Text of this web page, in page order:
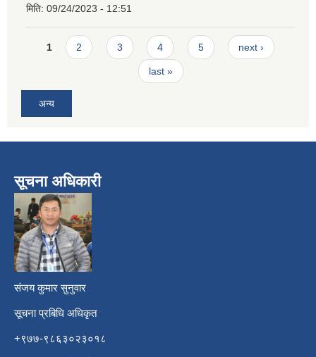
मिति: 09/24/2023 - 12:51
Pages
1 2 3 4 5 next ›
last »
अन्य
सूचना अधिकारी
संजय कुमार सुनुवार
सूचना प्रबिधि अधिकृत
+९७७-९८६३०२३०१८